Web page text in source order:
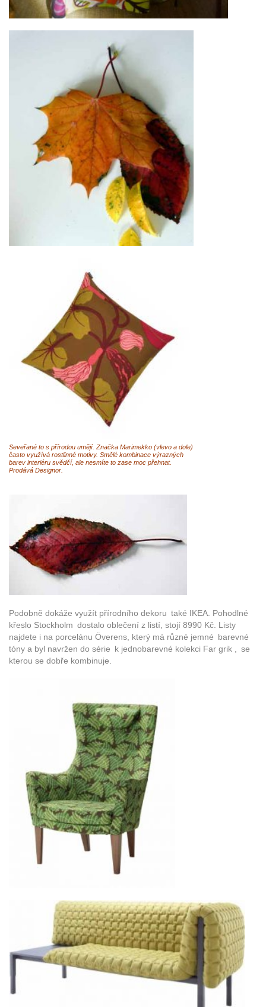
Seveřané to s přírodou umějí. Značka Marimekko (vlevo a dole)
často využívá rostlinné motivy. Smělé kombinace výrazných
barev interiéru svědčí, ale nesmíte to zase moc přehnat.
Prodává Designor.
Podobně dokáže využít přírodního dekoru také IKEA. Pohodlné
křeslo Stockholm dostalo oblečení z listí, stojí 8990 Kč. Listy
najdete i na porcelánu Överens, který má různé jemné barevné
tóny a byl navržen do série k jednobarevné kolekci Far grik , se
kterou se dobře kombinuje.